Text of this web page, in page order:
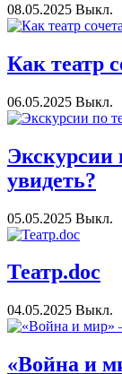
08.05.2025 Выкл.
Как театр
06.05.2025 Выкл.
Экскурсии
увидеть?
05.05.2025 Выкл.
Театр.doc
04.05.2025 Выкл.
«Война и